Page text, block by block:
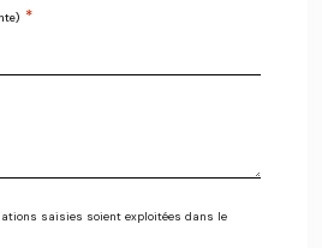
*
saisies soient exploitées dans le